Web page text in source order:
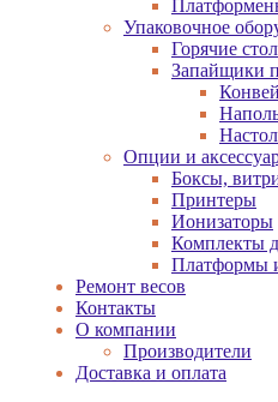
Упаковочное
Горячие
Запайщики
Опции и
Боксы,
Принтеры
Ионизаторы
Комплекты
Платформы
Ремонт весов
Контакты
О компании
Производители
Доставка и оплата